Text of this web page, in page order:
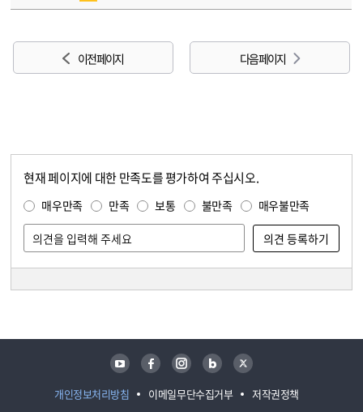
이전 페이지 다음 페이지
현재 페이지에 대한 만족도를 평가하여 주십시오.
매우만족 만족 보통 불만족 매우불만족
개인정보처리방침 이메일무단수집거부 저작권정책
유튜브 페이스북 인스타그램 블로그 트위터